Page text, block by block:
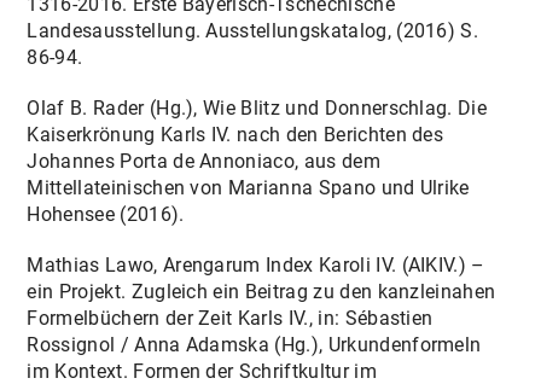
Landesausstellung. Ausstellungskatalog, (2016) S.
86-94.
Olaf B. Rader (Hg.), Wie Blitz und Donnerschlag. Die
Kaiserkrönung Karls IV. nach den Berichten des
Johannes Porta de Annoniaco, aus dem
Mittellateinischen von Marianna Spano und Ulrike
Hohensee (2016).
Mathias Lawo, Arengarum Index Karoli IV. (AIKIV.) –
ein Projekt. Zugleich ein Beitrag zu den kanzleinahen
Formelbüchern der Zeit Karls IV., in: Sébastien
Rossignol / Anna Adamska (Hg.), Urkundenformeln
im Kontext. Formen der Schriftkultur im